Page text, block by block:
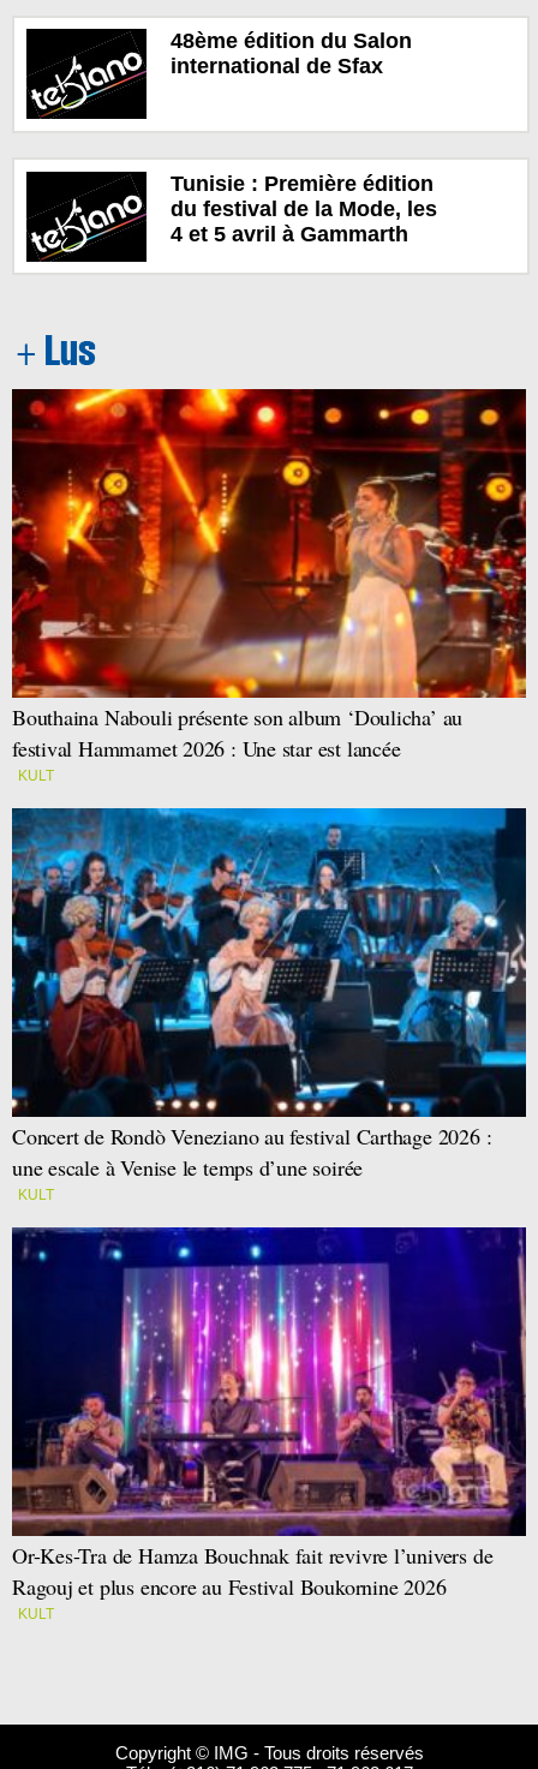
48ème édition du Salon
international de Sfax
Tunisie : Première édition
du festival de la Mode, les
4 et 5 avril à Gammarth
Bouthaina Nabouli présente son album ‘Doulicha’ au
festival Hammamet 2026 : Une star est lancée
KULT
Concert de Rondò Veneziano au festival Carthage 2026 :
une escale à Venise le temps d’une soirée
KULT
Or-Kes-Tra de Hamza Bouchnak fait revivre l’univers de
Ragouj et plus encore au Festival Boukornine 2026
KULT
Copyright © IMG - Tous droits réservés